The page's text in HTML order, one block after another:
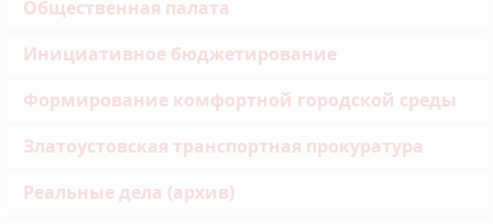
Общественная палата
Инициативное бюджетирование
Формирование комфортной городской среды
Златоустовская транспортная прокуратура
Реальные дела (архив)